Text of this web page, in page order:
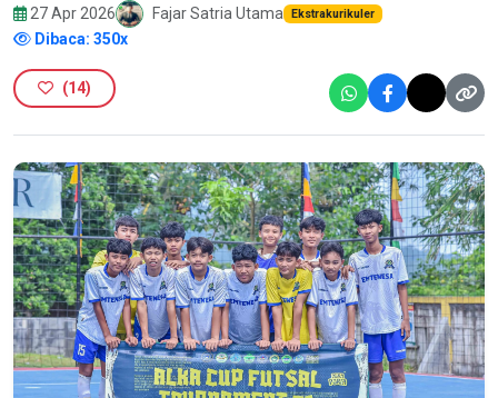
27 Apr 2026 Fajar Satria Utama Ekstrakurikuler
Dibaca: 350x
(14)